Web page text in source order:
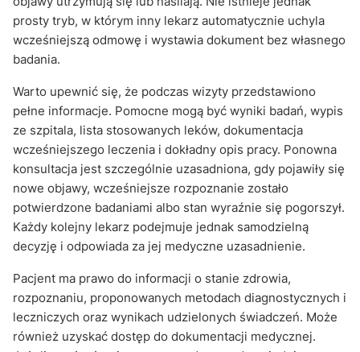
prosty tryb, w którym inny lekarz automatycznie uchyla
wcześniejszą odmowę i wystawia dokument bez własnego
badania.
Warto upewnić się, że podczas wizyty przedstawiono
pełne informacje. Pomocne mogą być wyniki badań, wypis
ze szpitala, lista stosowanych leków, dokumentacja
wcześniejszego leczenia i dokładny opis pracy. Ponowna
konsultacja jest szczególnie uzasadniona, gdy pojawiły się
nowe objawy, wcześniejsze rozpoznanie zostało
potwierdzone badaniami albo stan wyraźnie się pogorszył.
Każdy kolejny lekarz podejmuje jednak samodzielną
decyzję i odpowiada za jej medyczne uzasadnienie.
Pacjent ma prawo do informacji o stanie zdrowia,
rozpoznaniu, proponowanych metodach diagnostycznych i
leczniczych oraz wynikach udzielonych świadczeń. Może
również uzyskać dostęp do dokumentacji medycznej.